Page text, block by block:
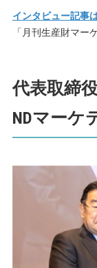
インタビュー記事
「月刊生産財マー
代表取締
NDマーケ